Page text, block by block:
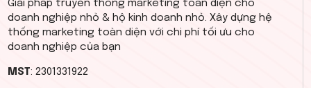
Giải pháp truyền thông marketing toàn diện cho
doanh nghiệp nhỏ & hộ kinh doanh nhỏ. Xây dựng hệ
thống marketing toàn diện với chi phí tối ưu cho
doanh nghiệp của bạn
MST: 2301331922